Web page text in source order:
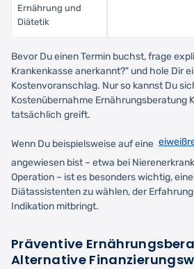
Ernährung und
Diätetik
Bevor Du einen Termin buchst, frage
Krankenkasse anerkannt?" und hole Dir
Kostenvoranschlag. Nur so kannst Du
Kostenübernahme Ernährungsberatung
tatsächlich greift.
Wenn Du beispielsweise auf eine
angewiesen bist – etwa bei
Operation – ist es besonders wichtig,
Diätassistenten zu wählen, der
Indikation mitbringt.
Präventive
Alternative